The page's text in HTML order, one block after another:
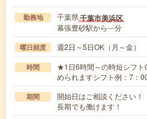
勤務地 千葉県千葉市美浜区
幕張豊砂駅から---分
曜日頻度 週2日～5日OK（月～金
時間
★1日6時間～の時短シフ
められますシフト例：7：
期間
開始日はご相談ください
長期でも働けます！